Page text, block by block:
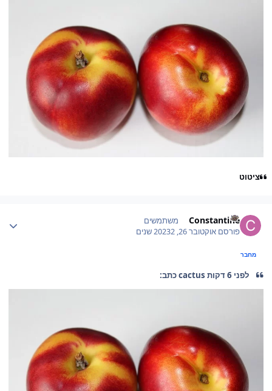
ציטוט
Constantine משתמשים
פורסםאוקטובר 26, 2023 2 שנים
מחבר
לפני 6 דקות cactus כתב: